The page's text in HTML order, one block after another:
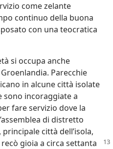
come zelante
continuo della buona
con una teocratica
si occupa anche
Parecchie
in alcune città isolate
sono incoraggiate a
fare servizio dove la
di distretto
città dell’isola,
gioia a circa settanta